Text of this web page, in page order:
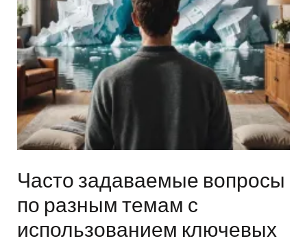
Часто задаваемые вопросы
по разным темам с
использованием ключевых